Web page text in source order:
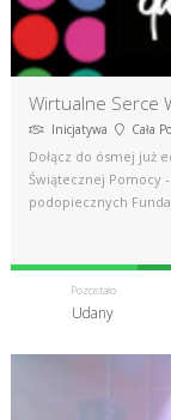
Wirtualne Serce
Inicjatywa Cała
Dołącz do ósmej już
Świątecznej Pomocy
podopiecznych
Pozostało
Udany